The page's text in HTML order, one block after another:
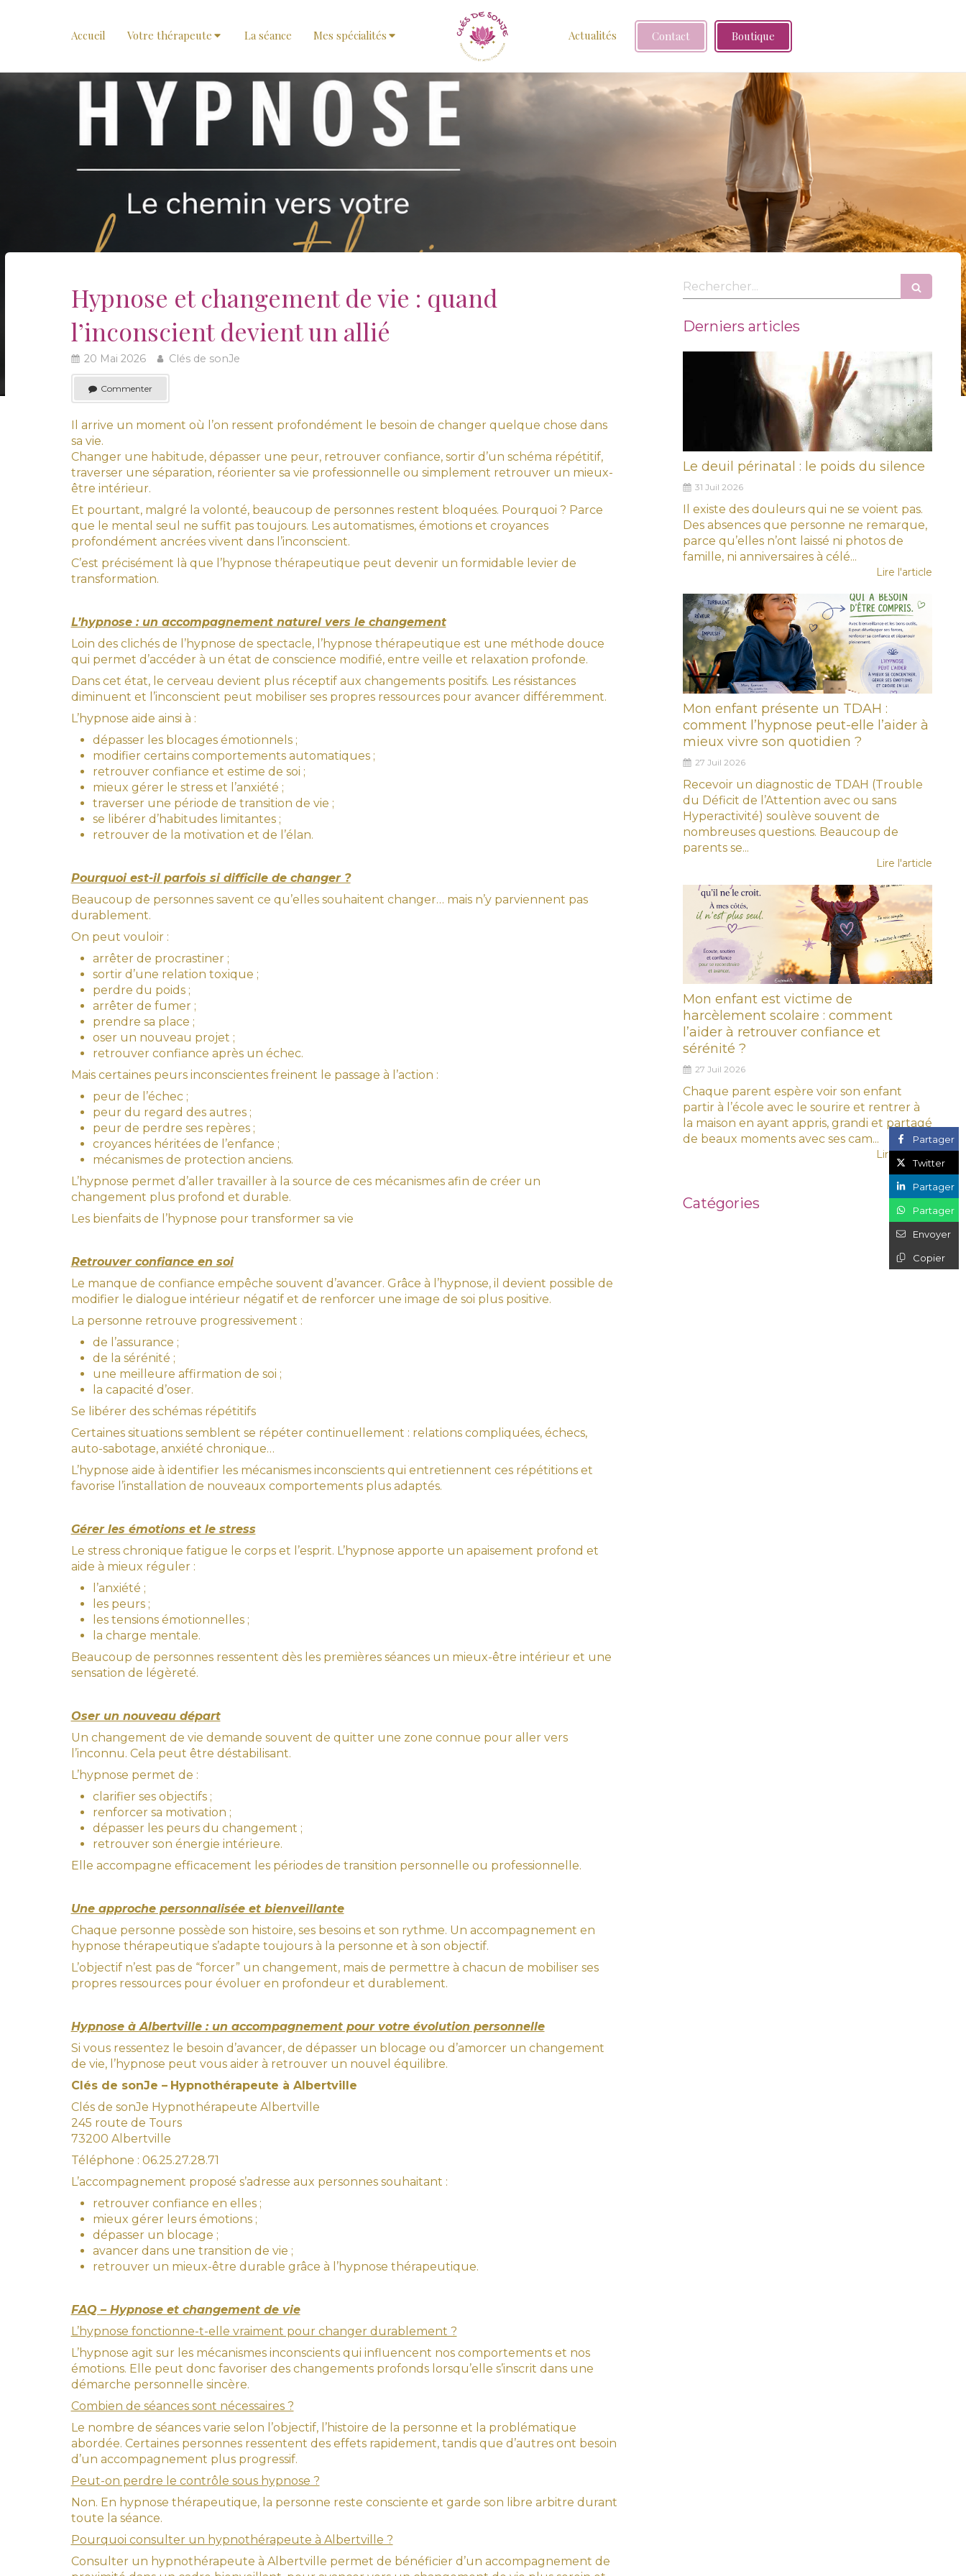
Accueil Votre thérapeute La séance Mes spécialités Actualités Contact Boutique
Hypnose et changement de vie : quand
l’inconscient devient un allié
20 Mai 2026 Clés de sonJe
Commenter
Il arrive un moment où l’on ressent profondément le besoin de changer quelque chose dans
sa vie.
Changer une habitude, dépasser une peur, retrouver confiance, sortir d’un schéma répétitif,
traverser une séparation, réorienter sa vie professionnelle ou simplement retrouver un mieux-
être intérieur.
Et pourtant, malgré la volonté, beaucoup de personnes restent bloquées. Pourquoi ? Parce
que le mental seul ne suffit pas toujours. Les automatismes, émotions et croyances
profondément ancrées vivent dans l’inconscient.
C’est précisément là que l’hypnose thérapeutique peut devenir un formidable levier de
transformation.
L’hypnose : un accompagnement naturel vers le changement
Loin des clichés de l’hypnose de spectacle, l’hypnose thérapeutique est une méthode douce
qui permet d’accéder à un état de conscience modifié, entre veille et relaxation profonde.
Dans cet état, le cerveau devient plus réceptif aux changements positifs. Les résistances
diminuent et l’inconscient peut mobiliser ses propres ressources pour avancer différemment.
L’hypnose aide ainsi à :
dépasser les blocages émotionnels ;
modifier certains comportements automatiques ;
retrouver confiance et estime de soi ;
mieux gérer le stress et l’anxiété ;
traverser une période de transition de vie ;
se libérer d’habitudes limitantes ;
retrouver de la motivation et de l’élan.
Pourquoi est-il parfois si difficile de changer ?
Beaucoup de personnes savent ce qu’elles souhaitent changer… mais n’y parviennent pas
durablement.
On peut vouloir :
arrêter de procrastiner ;
sortir d’une relation toxique ;
perdre du poids ;
arrêter de fumer ;
prendre sa place ;
oser un nouveau projet ;
retrouver confiance après un échec.
Mais certaines peurs inconscientes freinent le passage à l’action :
peur de l’échec ;
peur du regard des autres ;
peur de perdre ses repères ;
croyances héritées de l’enfance ;
mécanismes de protection anciens.
L’hypnose permet d’aller travailler à la source de ces mécanismes afin de créer un
changement plus profond et durable.
Les bienfaits de l’hypnose pour transformer sa vie
Retrouver confiance en soi
Le manque de confiance empêche souvent d’avancer. Grâce à l’hypnose, il devient possible de
modifier le dialogue intérieur négatif et de renforcer une image de soi plus positive.
La personne retrouve progressivement :
de l’assurance ;
de la sérénité ;
une meilleure affirmation de soi ;
la capacité d’oser.
Se libérer des schémas répétitifs
Certaines situations semblent se répéter continuellement : relations compliquées, échecs,
auto-sabotage, anxiété chronique…
L’hypnose aide à identifier les mécanismes inconscients qui entretiennent ces répétitions et
favorise l’installation de nouveaux comportements plus adaptés.
Gérer les émotions et le stress
Le stress chronique fatigue le corps et l’esprit. L’hypnose apporte un apaisement profond et
aide à mieux réguler :
l’anxiété ;
les peurs ;
les tensions émotionnelles ;
la charge mentale.
Beaucoup de personnes ressentent dès les premières séances un mieux-être intérieur et une
sensation de légèreté.
Oser un nouveau départ
Un changement de vie demande souvent de quitter une zone connue pour aller vers
l’inconnu. Cela peut être déstabilisant.
L’hypnose permet de :
clarifier ses objectifs ;
renforcer sa motivation ;
dépasser les peurs du changement ;
retrouver son énergie intérieure.
Elle accompagne efficacement les périodes de transition personnelle ou professionnelle.
Une approche personnalisée et bienveillante
Chaque personne possède son histoire, ses besoins et son rythme. Un accompagnement en
hypnose thérapeutique s’adapte toujours à la personne et à son objectif.
L’objectif n’est pas de “forcer” un changement, mais de permettre à chacun de mobiliser ses
propres ressources pour évoluer en profondeur et durablement.
Hypnose à Albertville : un accompagnement pour votre évolution personnelle
Si vous ressentez le besoin d’avancer, de dépasser un blocage ou d’amorcer un changement
de vie, l’hypnose peut vous aider à retrouver un nouvel équilibre.
Clés de sonJe – Hypnothérapeute à Albertville
Clés de sonJe Hypnothérapeute Albertville
245 route de Tours
73200 Albertville
Téléphone : 06.25.27.28.71
L’accompagnement proposé s’adresse aux personnes souhaitant :
retrouver confiance en elles ;
mieux gérer leurs émotions ;
dépasser un blocage ;
avancer dans une transition de vie ;
retrouver un mieux-être durable grâce à l’hypnose thérapeutique.
FAQ – Hypnose et changement de vie
L’hypnose fonctionne-t-elle vraiment pour changer durablement ?
L’hypnose agit sur les mécanismes inconscients qui influencent nos comportements et nos
émotions. Elle peut donc favoriser des changements profonds lorsqu’elle s’inscrit dans une
démarche personnelle sincère.
Combien de séances sont nécessaires ?
Le nombre de séances varie selon l’objectif, l’histoire de la personne et la problématique
abordée. Certaines personnes ressentent des effets rapidement, tandis que d’autres ont besoin
d’un accompagnement plus progressif.
Peut-on perdre le contrôle sous hypnose ?
Non. En hypnose thérapeutique, la personne reste consciente et garde son libre arbitre durant
toute la séance.
Pourquoi consulter un hypnothérapeute à Albertville ?
Consulter un hypnothérapeute à Albertville permet de bénéficier d’un accompagnement de
Partager
Twitter
Partager
Partager
Envoyer
Copier
Rechercher
Derniers articles
Le deuil périnatal : le poids du silence
31 Juil 2026
Il existe des douleurs qui ne se voient pas.
Des absences que personne ne remarque,
parce qu’elles n’ont laissé ni photos de
famille, ni anniversaires à célé...
Lire l'article
Mon enfant présente un TDAH :
comment l’hypnose peut-elle l’aider à
mieux vivre son quotidien ?
27 Juil 2026
Recevoir un diagnostic de TDAH (Trouble
du Déficit de l’Attention avec ou sans
Hyperactivité) soulève souvent de
nombreuses questions. Beaucoup de
parents se...
Lire l'article
Mon enfant est victime de
harcèlement scolaire : comment
l’aider à retrouver confiance et
sérénité ?
27 Juil 2026
Chaque parent espère voir son enfant
partir à l’école avec le sourire et rentrer à
la maison en ayant appris, grandi et partagé
de beaux moments avec ses cam...
Lire l'article
Catégories